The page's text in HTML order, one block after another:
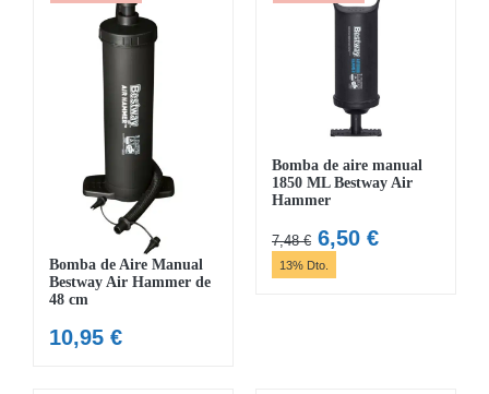
Bomba de Aire Manual
Bestway Air Hammer de
48 cm
10,95 €
Bomba de aire manual
1850 ML Bestway Air
Hammer
7,48€ El
precio
6,50 €El
13% Dto.